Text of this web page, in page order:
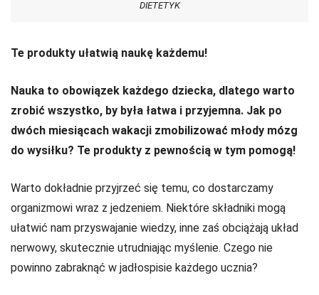
DIETETYK
Te produkty ułatwią naukę każdemu!
Nauka to obowiązek każdego dziecka, dlatego warto
zrobić wszystko, by była łatwa i przyjemna. Jak po
dwóch miesiącach wakacji zmobilizować młody mózg
do wysiłku? Te produkty z pewnością w tym pomogą!
Warto dokładnie przyjrzeć się temu, co dostarczamy
organizmowi wraz z jedzeniem. Niektóre składniki mogą
ułatwić nam przyswajanie wiedzy, inne zaś obciążają układ
nerwowy, skutecznie utrudniając myślenie. Czego nie
powinno zabraknąć w jadłospisie każdego ucznia?